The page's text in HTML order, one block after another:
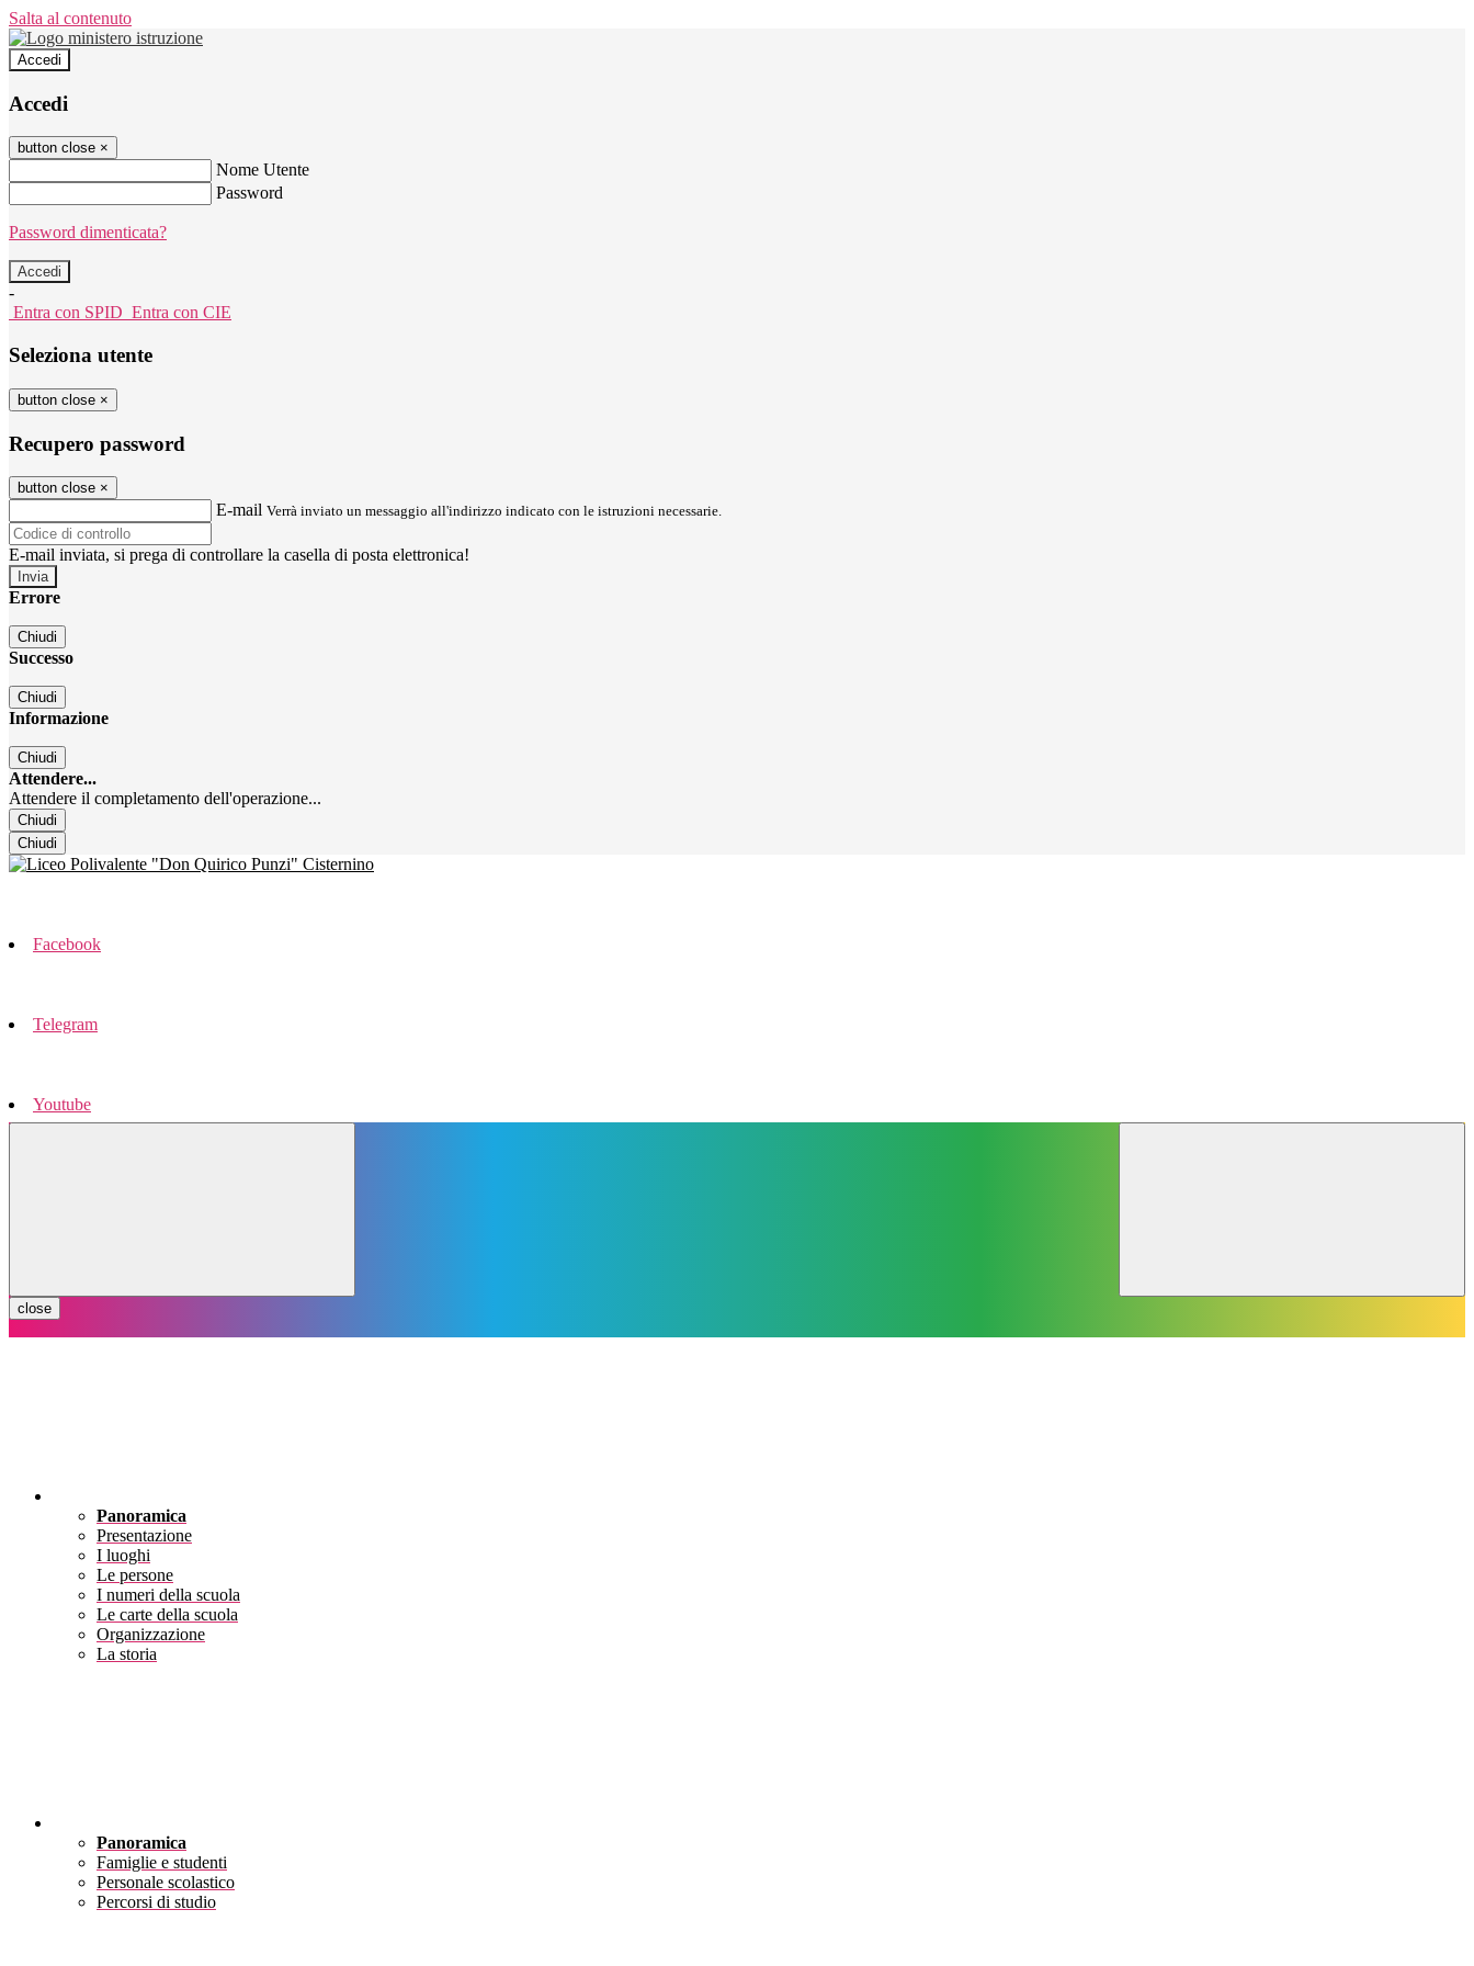
Salta al contenuto
Accedi
Accedi
button close ×
Nome Utente
Password
Password dimenticata?
-
Entra con SPID Entra con CIE
Seleziona utente
button close ×
Recupero password
button close ×
E-mail Verrà inviato un messaggio all'indirizzo indicato con le istruzioni necessarie.
E-mail inviata, si prega di controllare la casella di posta elettronica!
Errore
Chiudi
Successo
Chiudi
Informazione
Chiudi
Attendere...
Attendere il completamento dell'operazione...
Chiudi
Chiudi
Facebook
Telegram
Youtube
close
Panoramica
Presentazione
I luoghi
Le persone
I numeri della scuola
Le carte della scuola
Organizzazione
La storia
Panoramica
Famiglie e studenti
Personale scolastico
Percorsi di studio